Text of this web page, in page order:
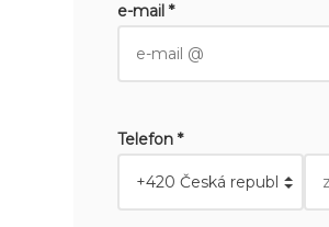
e-mail *
Telefon *